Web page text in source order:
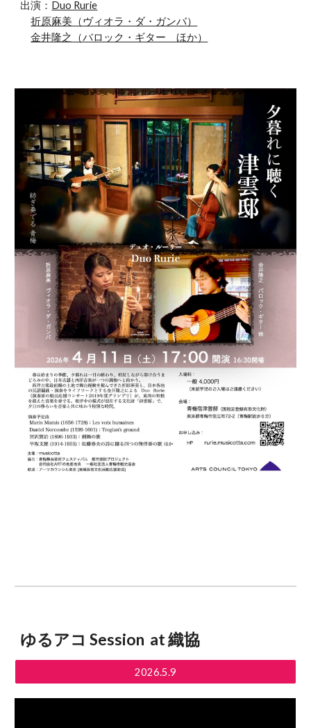
出演： Duo Rurie
折原麻美（ヴィオラ・ダ・ガンバ）
金井隆之（バロック・ギター ほか）
ゆるアコ Session at 織協
2026.5.9